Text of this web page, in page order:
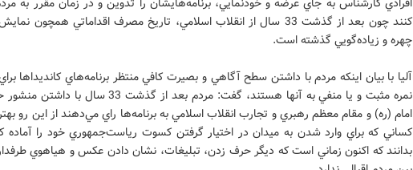
كنند چون بعد از گذشت 33 سال از انقلاب اسلامي، تاريخ مصرف اقداماتي همچون
چهره و زياده‌گويي گذشته است.
آليا با بيان اينكه مردم با داشتن سطح آگاهي و بصيرت كافي منتظر برنامه‌هاي كانديداها
نمره مثبت و يا منفي به آنها هستند، گفت: مردم بعد از گذشت 33 سال
امام (ره) و مقام معظم رهبري و تجارب انقلاب اسلامي به برنامه‌ها راي مي‌دهند از اين رو
كساني كه براي وارد شدن به ميدان در اختيار گرفتن كسوت رياست‌جمهوري خود را آماده
بدانند كه اكنون زماني است كه ديگر حرف زدن، تبليغات، نشان دادن عكس و هياهوي